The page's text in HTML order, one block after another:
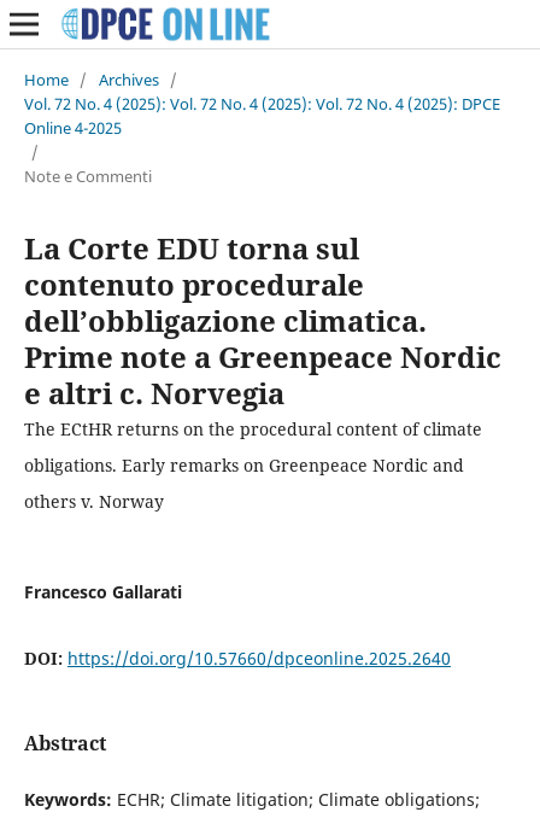
Home / Archives /
Vol. 72 No. 4 (2025): Vol. 72 No. 4 (2025): Vol. 72 No. 4 (2025): DPCE
Online 4-2025
/
Note e Commenti
La Corte EDU torna sul
contenuto procedurale
dell’obbligazione climatica.
Prime note a Greenpeace Nordic
e altri c. Norvegia
The ECtHR returns on the procedural content of climate
obligations. Early remarks on Greenpeace Nordic and
others v. Norway
Francesco Gallarati
DOI: https://doi.org/10.57660/dpceonline.2025.2640
Abstract
Keywords: ECHR; Climate litigation; Climate obligations;